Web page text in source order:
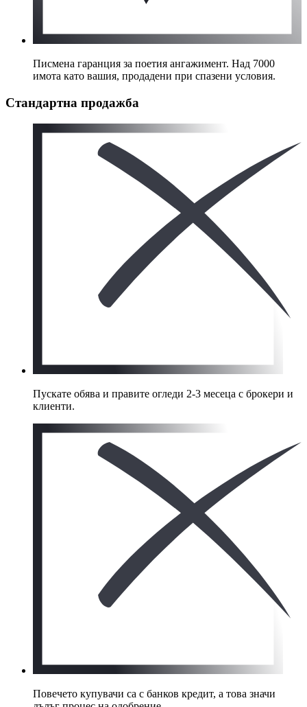
Писмена гаранция за поетия ангажимент. Над 7000
имота като вашия, продадени при спазени условия.
Стандартна продажба
Пускате обява и правите огледи 2-3 месеца с брокери и
клиенти.
Повечето купувачи са с банков кредит, а това значи